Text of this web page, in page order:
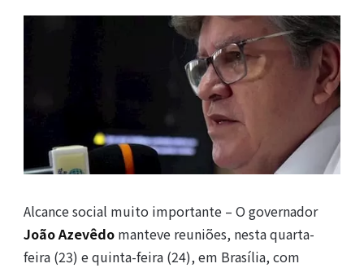
Alcance social muito importante – O governador
João Azevêdomanteve reuniões, nesta quarta-
feira (23) e quinta-feira (24), em Brasília, com